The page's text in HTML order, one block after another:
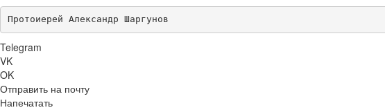
Протоиерей Александр Шаргунов
Telegram
VK
OK
Отправить на почту
Напечатать